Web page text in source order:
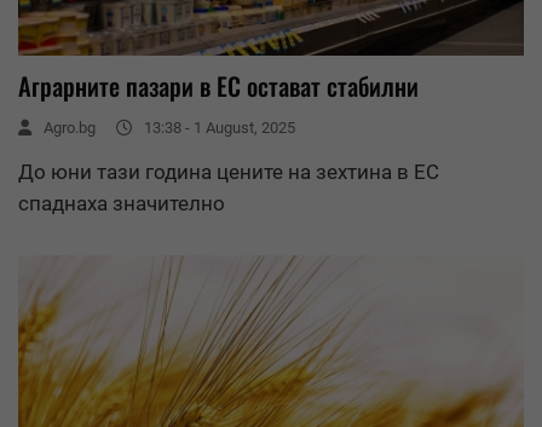
Аграрните пазари в ЕС остават стабилни
Agro.bg 13:38 - 1 August, 2025
До юни тази година цените на зехтина в ЕС
спаднаха значително